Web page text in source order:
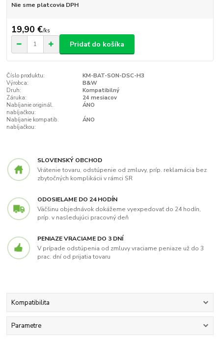
Nie sme platcovia DPH
19,90 €/ks
Pridať do košíka
Číslo produktu:
KM-BAT-SON-DSC-H3
Výrobca:
B&W
Druh:
Kompatibilný
Záruka:
24 mesiacov
Nabíjanie originál.
nabíjačkou:
ÁNO
Nabíjanie kompatib.
nabíjačkou:
ÁNO
SLOVENSKÝ OBCHOD
Vrátenie tovaru, odstúpenie od zmluvy, príp. reklamácia bez
zbytočných komplikácii v rámci SR
ODOSIELAME DO 24 HODÍN
Väčšinu objednávok dokážeme vyexpedovať do 24 hodín,
príp. v nasledujúci pracovný deň
PENIAZE VRACIAME DO 3 DNÍ
V prípade odstúpenia od zmluvy vraciame peniaze už do 3
prac. dní od prijatia tovaru
Kompatibilita
Parametre